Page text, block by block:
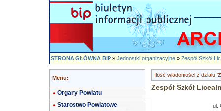
STRONA GŁÓWNA BIP»Jednostki organizacyjne»Zespół Szkół
Menu:
Organy Powiatu
Starostwo Powiatowe
Ilość wiadomości z działu
Zespół Szkół
ul.